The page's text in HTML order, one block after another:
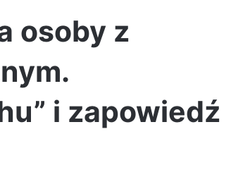
osoby z
i zapowiedź